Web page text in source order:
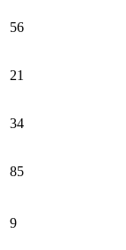
56
21
34
85
9